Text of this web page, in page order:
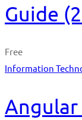
Guide
Free
Information
Angular